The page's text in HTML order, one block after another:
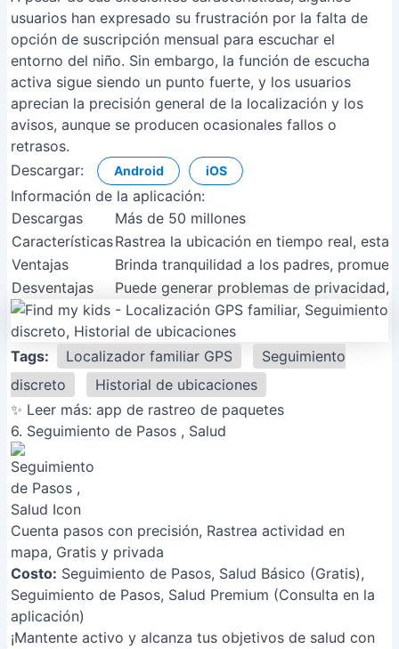
usuarios han expresado su frustración por la falta de
opción de suscripción mensual para escuchar el
entorno del niño. Sin embargo, la función de escucha
activa sigue siendo un punto fuerte, y los usuarios
aprecian la precisión general de la localización y los
avisos, aunque se producen ocasionales fallos o
retrasos.
Descargar:
Android iOS
Información de la aplicación:
Descargas
Más de 50 millones
CaracterísticasRastrea la ubicación en tiempo real,
Ventajas
Brinda tranquilidad a los padres,
Desventajas
Puede generar problemas de
Tags: Localizador familiar GPS
Seguimiento
discreto
Historial de ubicaciones
✨ Leer más: app de rastreo de paquetes
6. Seguimiento de Pasos , Salud
Cuenta pasos con precisión, Rastrea actividad en
mapa, Gratis y privada
Costo: Seguimiento de Pasos, Salud Básico (Gratis),
Seguimiento de Pasos, Salud Premium (Consulta en la
aplicación)
¡Mantente activo y alcanza tus objetivos de salud con